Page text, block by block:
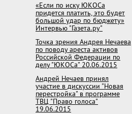
«Если по иску ЮКОСа
придется платить, это будет
большой удар по бюджету»
Интервью "Газета.ру"
Точка зрения Андрея Нечаева
по поводу ареста активов
Российской Федерации по
делу "ЮКОСа" 20.06.2015
Андрей Нечаев принял
участие в дискуссии "Новая
перестройка" в программе
ТВЦ "Право голоса"
19.06.2015